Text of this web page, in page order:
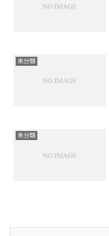
未分類
未分類